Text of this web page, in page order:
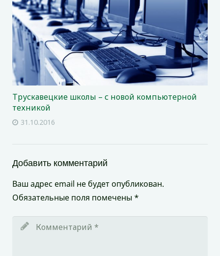
Трускавецкие школы – с новой компьютерной
техникой
31.10.2016
Добавить комментарий
Ваш адрес email не будет опубликован.
Обязательные поля помечены *